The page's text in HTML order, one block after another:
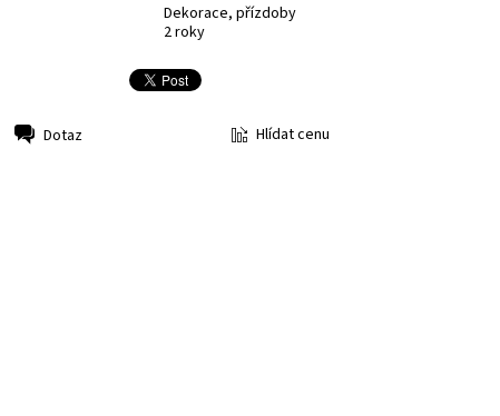
Dekorace, přízdoby
2 roky
Dotaz Hlídat cenu